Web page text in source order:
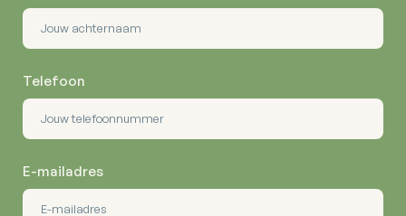
Telefoon
E-mailadres